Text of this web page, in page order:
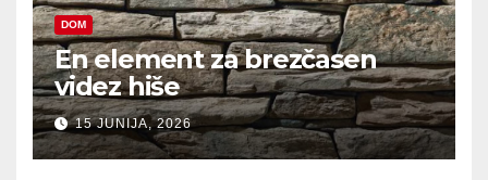
DOM
En element za brezčasen
videz hiše
15 JUNIJA, 2026